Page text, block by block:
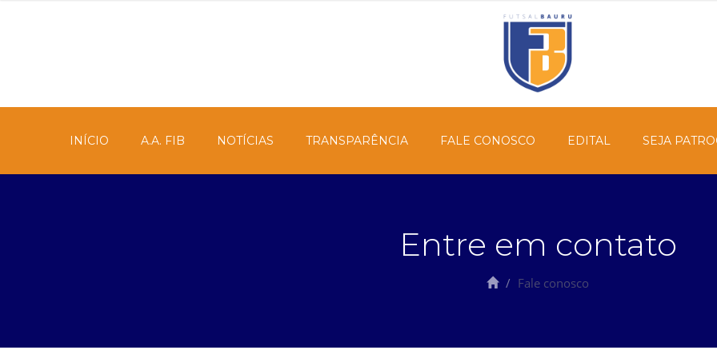
INÍCIO A.A. FIB NOTÍCIAS TRANSPARÊNCIA FALE CONOSCO EDITAL SEJA
Entre em contato
Fale conosco